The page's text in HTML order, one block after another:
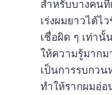
สำหรับบางคน
เร่งผมยาวได้ไ
เชื่อผิด ๆ เท่า
ให้ความรู้มากม
เป็นการรบกวน
ทำให้รากผมอ่อ